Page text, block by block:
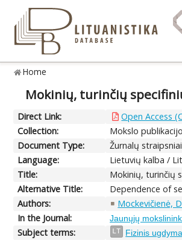
Home
Mokinių, turinčių
Direct Link:
Open Access
Collection:
Mokslo
Document Type:
Žurnalų
Language:
Lietuvių kalba /
Title:
Mokinių, turinčių
Alternative Title:
Dependence of
Authors:
Mockevičienė,
In the Journal:
Jaunųjų
Subject terms:
LT Fizinis